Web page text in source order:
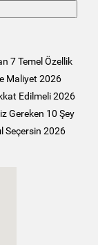
7 Temel Özellik
Maliyet 2026
Edilmeli 2026
Gereken 10 Şey
Seçersin 2026